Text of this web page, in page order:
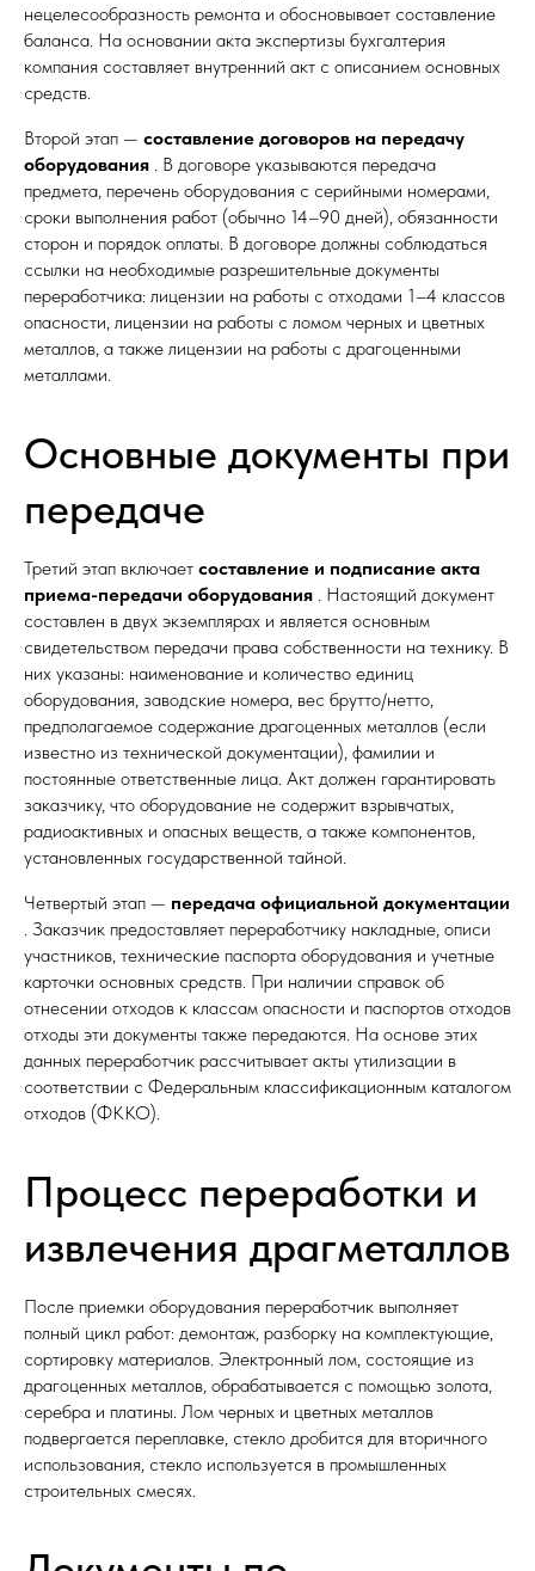
нецелесообразность ремонта и обосновывает составление
баланса. На основании акта экспертизы бухгалтерия
компания составляет внутренний акт с описанием основных
средств.​
Второй этап — составление договоров на передачу
оборудования . В договоре указываются передача
предмета, перечень оборудования с серийными номерами,
сроки выполнения работ (обычно 14–90 дней), обязанности
сторон и порядок оплаты. В договоре должны соблюдаться
ссылки на необходимые разрешительные документы
переработчика: лицензии на работы с отходами 1–4 классов
опасности, лицензии на работы с ломом черных и цветных
металлов, а также лицензии на работы с драгоценными
металлами.​
Основные документы при
передаче
Третий этап включает составление и подписание акта
приема-передачи оборудования . Настоящий документ
составлен в двух экземплярах и является основным
свидетельством передачи права собственности на технику. В
них указаны: наименование и количество единиц
оборудования, заводские номера, вес брутто/нетто,
предполагаемое содержание драгоценных металлов (если
известно из технической документации), фамилии и
постоянные ответственные лица. Акт должен гарантировать
заказчику, что оборудование не содержит взрывчатых,
радиоактивных и опасных веществ, а также компонентов,
установленных государственной тайной.​
Четвертый этап — передача официальной документации
. Заказчик предоставляет переработчику накладные, описи
участников, технические паспорта оборудования и учетные
карточки основных средств. При наличии справок об
отнесении отходов к классам опасности и паспортов отходов
отходы эти документы также передаются. На основе этих
данных переработчик рассчитывает акты утилизации в
соответствии с Федеральным классификационным каталогом
отходов (ФККО).​
Процесс переработки и
извлечения драгметаллов
После приемки оборудования переработчик выполняет
полный цикл работ: демонтаж, разборку на комплектующие,
сортировку материалов. Электронный лом, состоящие из
драгоценных металлов, обрабатывается с помощью золота,
серебра и платины. Лом черных и цветных металлов
подвергается переплавке, стекло дробится для вторичного
использования, стекло используется в промышленных
строительных смесях.​